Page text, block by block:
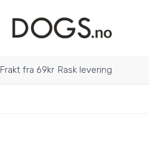
Frakt fra 69kr Rask levering